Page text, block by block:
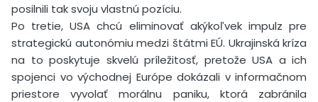
posilnili tak svoju vlastnú pozíciu.
Po tretie, USA chcú eliminovať akýkoľvek impulz pre
strategickú autonómiu medzi štátmi EÚ. Ukrajinská kríza
na to poskytuje skvelú príležitosť, pretože USA a ich
spojenci vo východnej Európe dokázali v informačnom
priestore vyvolať morálnu paniku, ktorá zabránila